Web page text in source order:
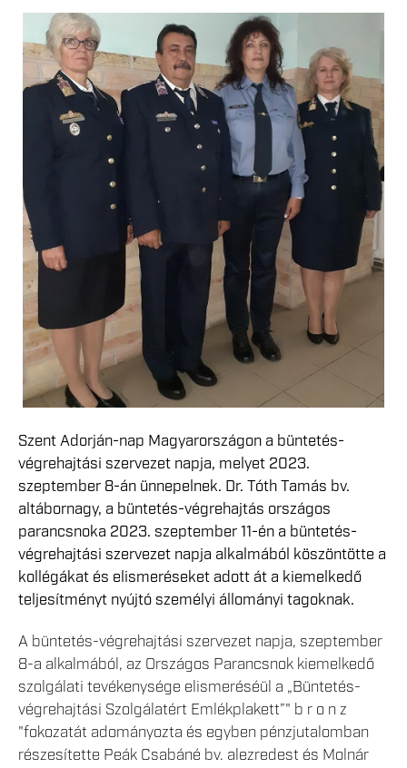
Szent Adorján-nap Magyarországon a büntetés-
végrehajtási szervezet napja, melyet 2023.
szeptember 8-án ünnepelnek. Dr. Tóth Tamás bv.
altábornagy, a büntetés-végrehajtás országos
parancsnoka 2023. szeptember 11-én a büntetés-
végrehajtási szervezet napja alkalmából köszöntötte a
kollégákat és elismeréseket adott át a kiemelkedő
teljesítményt nyújtó személyi állományi tagoknak.
A büntetés-végrehajtási szervezet napja, szeptember
8-a alkalmából, az Országos Parancsnok kiemelkedő
szolgálati tevékenysége elismeréséül a „Büntetés-
végrehajtási Szolgálatért Emlékplakett”" b r o n z
"fokozatát adományozta és egyben pénzjutalomban
részesítette Peák Csabáné bv. alezredest és Molnár